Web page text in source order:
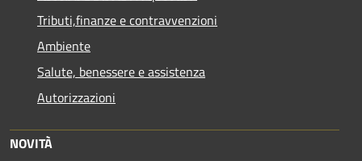
Tributi,finanze e contravvenzioni
Ambiente
Salute, benessere e assistenza
Autorizzazioni
NOVITÀ